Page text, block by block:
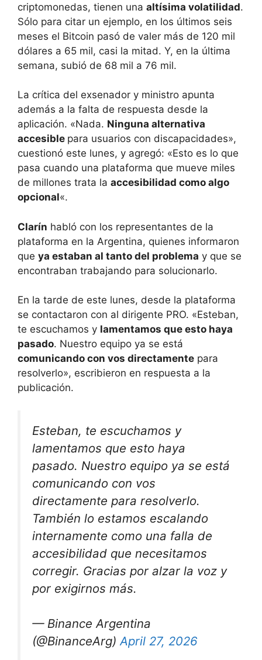
criptomonedas, tienen una altísima volatilidad.
Sólo para citar un ejemplo, en los últimos seis
meses el Bitcoin pasó de valer más de 120 mil
dólares a 65 mil, casi la mitad. Y, en la última
semana, subió de 68 mil a 76 mil.
La crítica del exsenador y ministro apunta
además a la falta de respuesta desde la
aplicación. «Nada. Ninguna alternativa
accesible para usuarios con discapacidades»,
cuestionó este lunes, y agregó: «Esto es lo que
pasa cuando una plataforma que mueve miles
de millones trata la accesibilidad como algo
opcional«.
Clarín habló con los representantes de la
plataforma en la Argentina, quienes informaron
que ya estaban al tanto del problema y que se
encontraban trabajando para solucionarlo.
En la tarde de este lunes, desde la plataforma
se contactaron con al dirigente PRO. «Esteban,
te escuchamos y lamentamos que esto haya
pasado. Nuestro equipo ya se está
comunicando con vos directamente para
resolverlo», escribieron en respuesta a la
publicación.
Esteban, te escuchamos y
lamentamos que esto haya
pasado. Nuestro equipo ya se está
comunicando con vos
directamente para resolverlo.
También lo estamos escalando
internamente como una falla de
accesibilidad que necesitamos
corregir. Gracias por alzar la voz y
por exigirnos más.
— Binance Argentina
(@BinanceArg)April 27, 2026